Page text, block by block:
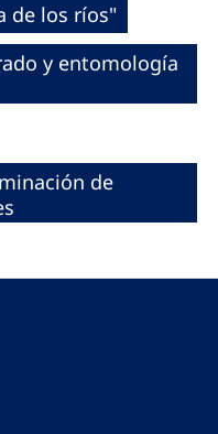
de los ríos"
y entomología
de